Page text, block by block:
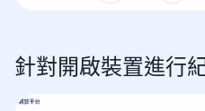
針對開啟裝置進行